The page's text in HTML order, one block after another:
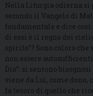
Nella Liturgia odierna
secondo il Vangelo di
fondamentale e dice
di essi è il regno dei
spirito”? Sono coloro che
non essere
Dio”: si sentono
viene da Lui, come
fa tesoro di quello che